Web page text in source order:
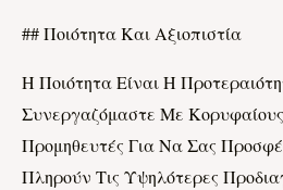
## Ποιότητα Και Αξιοπιστία
Η Ποιότητα Είναι Η
Συνεργαζόμαστε Με
Προμηθευτές Για Να Σας
Πληρούν Τις Υψηλότερες